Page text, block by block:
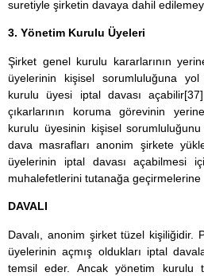
suretiyle şirketin davaya dahil
3. Yönetim Kurulu Üyeleri
Şirket genel kurulu kararlarının
üyelerinin kişisel sorumluluğuna
kurulu üyesi iptal davası açabilir[37]
çıkarlarının koruma görevinin
kurulu üyesinin kişisel
dava masrafları anonim şirkete
üyelerinin iptal davası açabilmesi
muhalefetlerini tutanağa
DAVALI
Davalı, anonim şirket tüzel kişiliğidir.
üyelerinin açmış oldukları iptal
temsil eder. Ancak yönetim kurulu